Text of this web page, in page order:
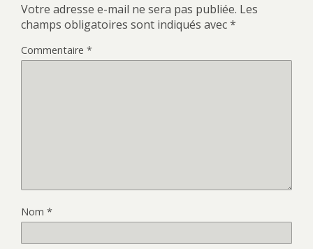
Votre adresse e-mail ne sera pas publiée. Les
champs obligatoires sont indiqués avec*
Commentaire *
Nom *